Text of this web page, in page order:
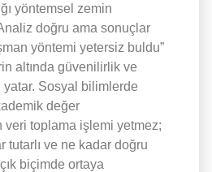
yöntemsel zemin
doğru ama sonuçlar
yöntemi yetersiz buldu”
altında güvenilirlik ve
yatar. Sosyal bilimlerde
değer
veri toplama işlemi yetmez;
tutarlı ve ne kadar doğru
biçimde ortaya